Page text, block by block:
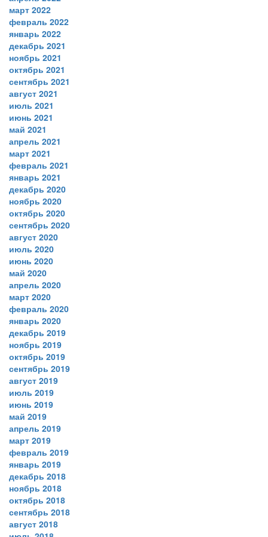
март 2022
февраль 2022
январь 2022
декабрь 2021
ноябрь 2021
октябрь 2021
сентябрь 2021
август 2021
июль 2021
июнь 2021
май 2021
апрель 2021
март 2021
февраль 2021
январь 2021
декабрь 2020
ноябрь 2020
октябрь 2020
сентябрь 2020
август 2020
июль 2020
июнь 2020
май 2020
апрель 2020
март 2020
февраль 2020
январь 2020
декабрь 2019
ноябрь 2019
октябрь 2019
сентябрь 2019
август 2019
июль 2019
июнь 2019
май 2019
апрель 2019
март 2019
февраль 2019
январь 2019
декабрь 2018
ноябрь 2018
октябрь 2018
сентябрь 2018
август 2018